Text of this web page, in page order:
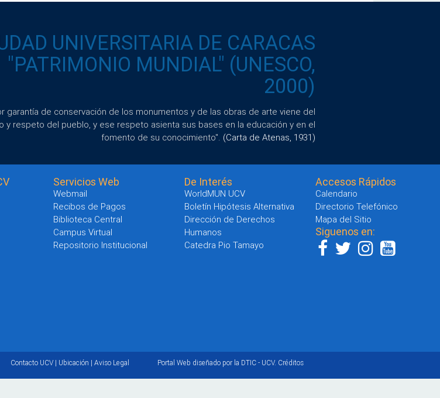
UNIVERSITARIA DE CARACAS
"PATRIMONIO MUNDIAL" (UNESCO,
2000)
garantía de conservación de los monumentos y de las obras de arte viene del
y respeto del pueblo, y ese respeto asienta sus bases en la educación y en el
fomento de su conocimiento". (Carta de Atenas, 1931)
Servicios Web
Webmail
Recibos de Pagos
Biblioteca Central
Campus Virtual
Repositorio Institucional
De Interés
WorldMUN UCV
Boletín Hipótesis Alternativa
Dirección de Derechos
Humanos
Catedra Pio Tamayo
Accesos Rápidos
Calendario
Directorio Telefónico
Mapa del Sitio
Siguenos en:
Contacto UCV| Ubicación | Aviso Legal Portal Web diseñado por la DTIC - UCV. Créditos